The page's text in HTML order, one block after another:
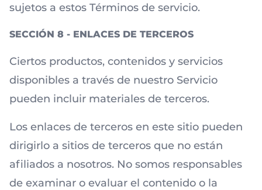
sujetos a estos Términos de servicio.
SECCIÓN 8 - ENLACES DE TERCEROS
Ciertos productos, contenidos y servicios
disponibles a través de nuestro Servicio
pueden incluir materiales de terceros.
Los enlaces de terceros en este sitio pueden
dirigirlo a sitios de terceros que no están
afiliados a nosotros. No somos responsables
de examinar o evaluar el contenido o la